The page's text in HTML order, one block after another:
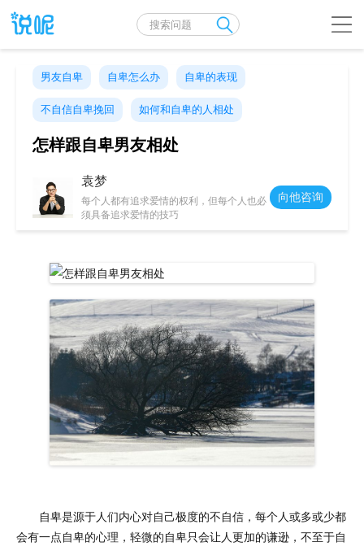
男友自卑 自卑怎么办 自卑的表现
不自信自卑挽回 如何和自卑的人相处
怎样跟自卑男友相处
袁梦
每个人都有追求爱情的权利，但每个人也必
须具备追求爱情的技巧
向他咨询
自卑是源于人们内心对自己极度的不自信，每个人或多或少都
会有一点自卑的心理，轻微的自卑只会让人更加的谦逊，不至于自